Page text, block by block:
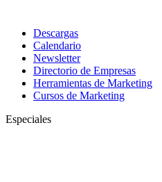
Descargas
Calendario
Newsletter
Directorio de Empresas
Herramientas de Marketing
Cursos de Marketing
Especiales